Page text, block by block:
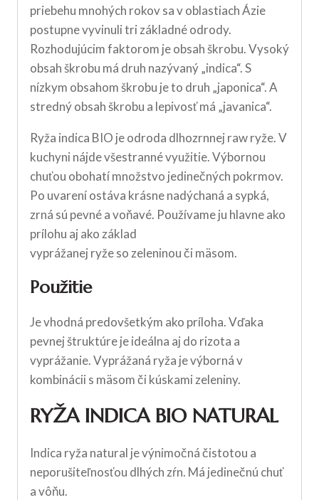
priebehu mnohých rokov sa v oblastiach Ázie
postupne vyvinuli tri základné odrody.
Rozhodujúcim faktorom je obsah škrobu. Vysoký
obsah škrobu má druh nazývaný „indica“. S
nízkym obsahom škrobu je to druh „japonica“. A
stredný obsah škrobu a lepivosť má „javanica“.
Ryža indica BIO je odroda dlhozrnnej raw ryže. V
kuchyni nájde všestranné využitie. Výbornou
chuťou obohatí množstvo jedinečných pokrmov.
Po uvarení ostáva krásne nadýchaná a sypká,
zrná sú pevné a voňavé. Používame ju hlavne ako
prílohu aj ako základ
vyprážanej ryže so zeleninou či mäsom.
Použitie
Je vhodná predovšetkým ako príloha. Vďaka
pevnej štruktúre je ideálna aj do rizota a
vyprážanie. Vyprážaná ryža je výborná v
kombinácii s mäsom či kúskami zeleniny.
RYŽA INDICA BIO NATURAL
Indica ryža natural je výnimočná čistotou a
neporušiteľnosťou dlhých zŕn. Má jedinečnú chuť
a vôňu.